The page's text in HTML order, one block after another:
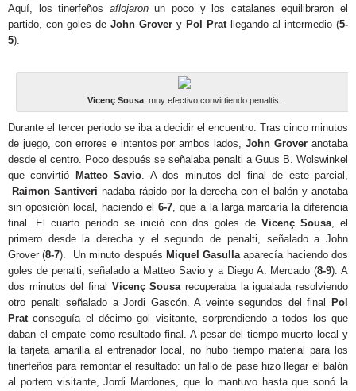
Aquí, los tinerfeños aflojaronun poco y los catalanes equilibraron el
partido, con goles de John Grover y Pol Pratllegando al intermedio (5-
5).
Vicenç Sousa , muy efectivo convirtiendo penaltis.
Durante el tercer periodo se iba a decidir el encuentro. Tras cinco minutos
de juego, con errores e intentos por ambos lados,John Grover anotaba
desde el centro. Poco después se señalaba penalti a Guus B. Wolswinkel
que convirtió
Matteo Savio. A dos minutos del final de este parcial,
Raimon Santiveri nadaba rápido por la derecha con el balón y anotaba
sin oposición local, haciendo el6-7, que a la larga marcaría la diferencia
final. El cuarto periodo se inició con dos goles de Vicenç Sousa, el
primero desde la derecha y el segundo de penalti, señalado a John
Grover (8-7). Un minuto después Miquel Gasullaaparecía haciendo dos
goles de penalti, señalado a Matteo Savio y a Diego A. Mercado (8-9). A
dos minutos del final Vicenç Sousarecuperaba la igualada resolviendo
otro penalti señalado a Jordi Gascón. A veinte segundos del final
Pol
Pratconseguía el décimo gol visitante, sorprendiendo a todos los que
daban el empate como resultado final. A pesar del tiempo muerto local y
la tarjeta amarilla al entrenador local, no hubo tiempo material para los
tinerfeños para remontar el resultado: un fallo de pase hizo llegar el balón
al portero visitante, Jordi Mardones, que lo mantuvo hasta que sonó la